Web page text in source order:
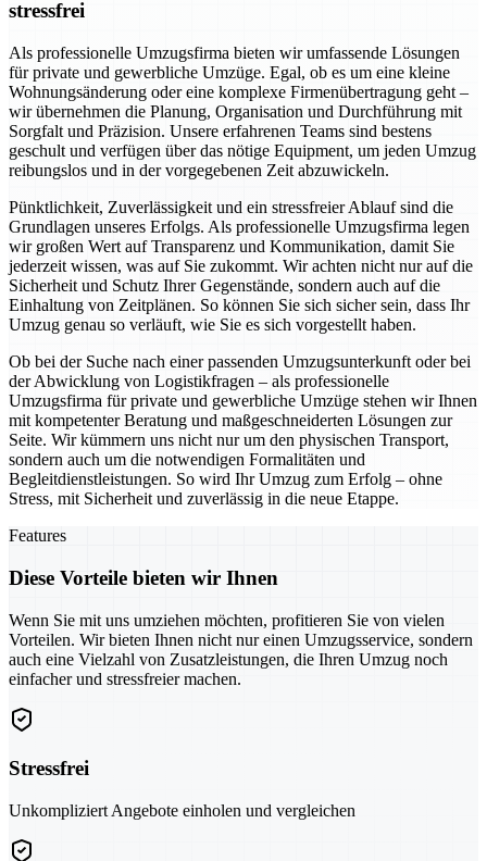
stressfrei
Als professionelle Umzugsfirma bieten wir umfassende Lösungen
für private und gewerbliche Umzüge. Egal, ob es um eine kleine
Wohnungsänderung oder eine komplexe Firmenübertragung geht –
wir übernehmen die Planung, Organisation und Durchführung mit
Sorgfalt und Präzision. Unsere erfahrenen Teams sind bestens
geschult und verfügen über das nötige Equipment, um jeden Umzug
reibungslos und in der vorgegebenen Zeit abzuwickeln.
Pünktlichkeit, Zuverlässigkeit und ein stressfreier Ablauf sind die
Grundlagen unseres Erfolgs. Als professionelle Umzugsfirma legen
wir großen Wert auf Transparenz und Kommunikation, damit Sie
jederzeit wissen, was auf Sie zukommt. Wir achten nicht nur auf die
Sicherheit und Schutz Ihrer Gegenstände, sondern auch auf die
Einhaltung von Zeitplänen. So können Sie sich sicher sein, dass Ihr
Umzug genau so verläuft, wie Sie es sich vorgestellt haben.
Ob bei der Suche nach einer passenden Umzugsunterkunft oder bei
der Abwicklung von Logistikfragen – als professionelle
Umzugsfirma für private und gewerbliche Umzüge stehen wir Ihnen
mit kompetenter Beratung und maßgeschneiderten Lösungen zur
Seite. Wir kümmern uns nicht nur um den physischen Transport,
sondern auch um die notwendigen Formalitäten und
Begleitdienstleistungen. So wird Ihr Umzug zum Erfolg – ohne
Stress, mit Sicherheit und zuverlässig in die neue Etappe.
Features
Diese Vorteile bieten wir Ihnen
Wenn Sie mit uns umziehen möchten, profitieren Sie von vielen
Vorteilen. Wir bieten Ihnen nicht nur einen Umzugsservice, sondern
auch eine Vielzahl von Zusatzleistungen, die Ihren Umzug noch
einfacher und stressfreier machen.
Stressfrei
Unkompliziert Angebote einholen und vergleichen